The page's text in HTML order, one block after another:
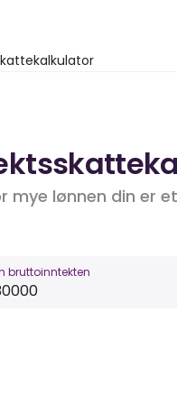
mye lønnen din er
bruttoinntekten